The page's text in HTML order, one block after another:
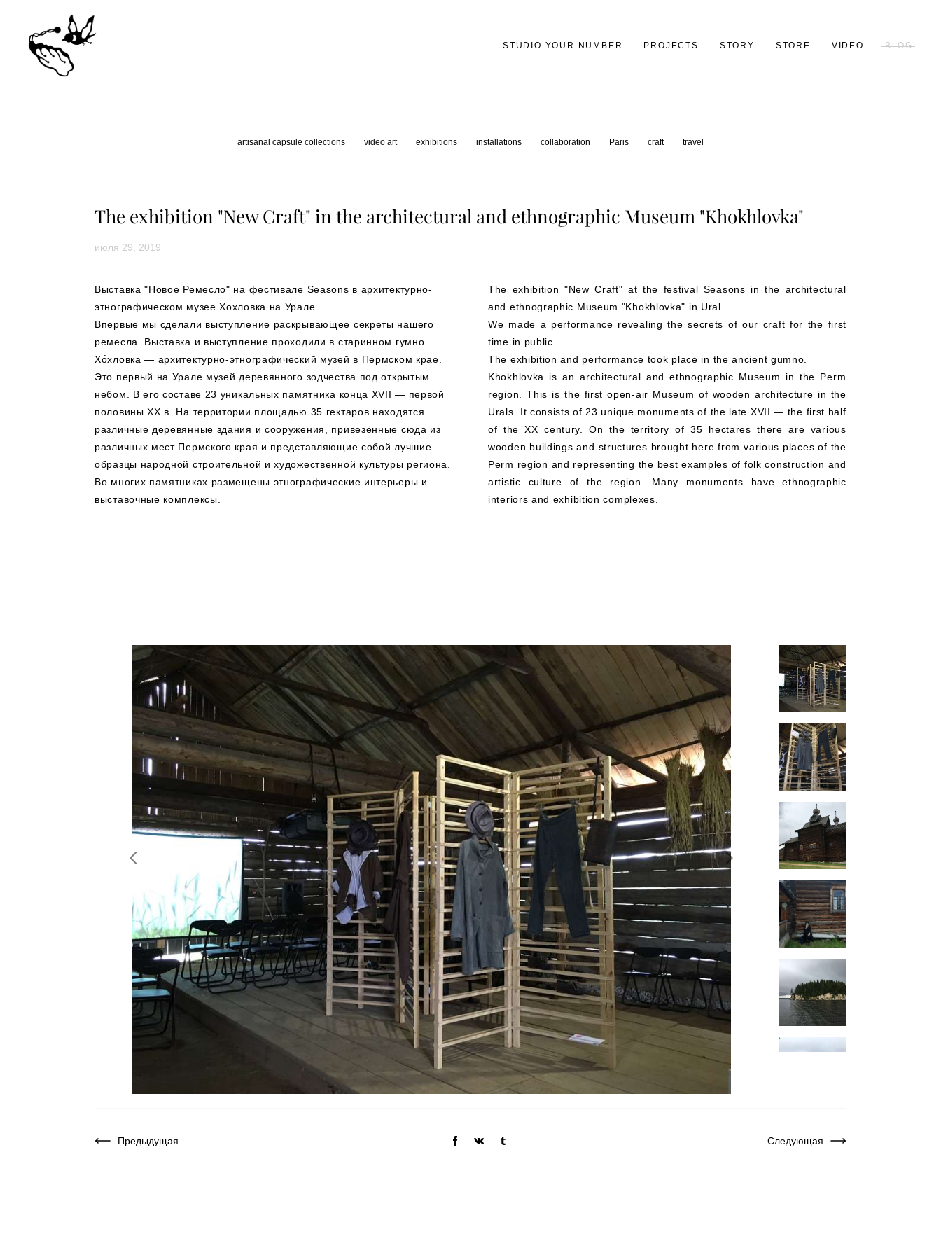
STUDIO YOUR NUMBER PROJECTS STORY STORE VIDEO BLOG
artisanal capsule collections video art exhibitions installations collaboration Paris craft travel
The exhibition "New Craft" in the architectural and ethnographic Museum "Khokhlovka"
июля 29, 2019
Выставка "Новое Ремесло" на фестивале Seasons в архитектурно-
этнографическом музее Хохловка на Урале.
Впервые мы сделали выступление раскрывающее секреты нашего
ремесла. Выставка и выступление проходили в старинном гумно.
Хо́хловка — архитектурно-этнографический музей в Пермском крае.
Это первый на Урале музей деревянного зодчества под открытым
небом. В его составе 23 уникальных памятника конца XVII — первой
половины XX в. На территории площадью 35 гектаров находятся
различные деревянные здания и сооружения, привезённые сюда из
различных мест Пермского края и представляющие собой лучшие
образцы народной строительной и художественной культуры региона.
Во многих памятниках размещены этнографические интерьеры и
выставочные комплексы.
The exhibition "New Craft" at the festival Seasons in the architectural
and ethnographic Museum "Khokhlovka" in Ural.
We made a performance revealing the secrets of our craft for the first
time in public.
The exhibition and performance took place in the ancient gumno.
Khokhlovka is an architectural and ethnographic Museum in the Perm
region. This is the first open-air Museum of wooden architecture in the
Urals. It consists of 23 unique monuments of the late XVII — the first half
of the XX century. On the territory of 35 hectares there are various
wooden buildings and structures brought here from various places of the
Perm region and representing the best examples of folk construction and
artistic culture of the region. Many monuments have ethnographic
interiors and exhibition complexes.
Предыдущая Следующая